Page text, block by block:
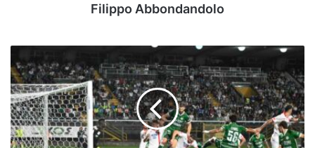
Filippo Abbondandolo
Avellino-
Spezia,
attenzione
alle
palle
inattive: